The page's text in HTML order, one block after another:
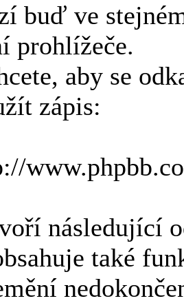
buď ve
prohlížeče.
aby se
zápis:
následující
také